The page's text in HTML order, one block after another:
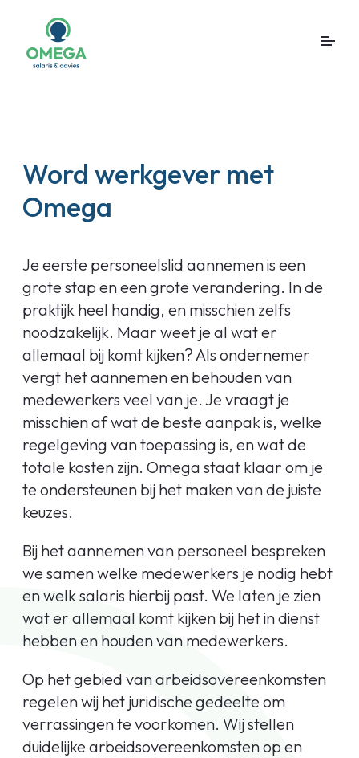
Word werkgever met
Omega
Je eerste personeelslid aannemen is een
grote stap en een grote verandering. In de
praktijk heel handig, en misschien zelfs
noodzakelijk. Maar weet je al wat er
allemaal bij komt kijken? Als ondernemer
vergt het aannemen en behouden van
medewerkers veel van je. Je vraagt je
misschien af wat de beste aanpak is, welke
regelgeving van toepassing is, en wat de
totale kosten zijn. Omega staat klaar om je
te ondersteunen bij het maken van de juiste
keuzes.
Bij het aannemen van personeel bespreken
we samen welke medewerkers je nodig hebt
en welk salaris hierbij past. We laten je zien
wat er allemaal komt kijken bij het in dienst
hebben en houden van medewerkers.
Op het gebied van arbeidsovereenkomsten
regelen wij het juridische gedeelte om
verrassingen te voorkomen. Wij stellen
duidelijke arbeidsovereenkomsten op en